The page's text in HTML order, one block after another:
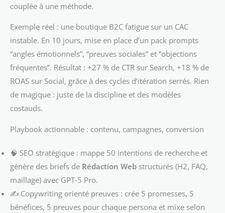
couplée à une méthode.
Exemple réel : une boutique B2C fatigue sur un CAC
instable. En 10 jours, mise en place d’un pack prompts
“angles émotionnels”, “preuves sociales” et “objections
fréquentes”. Résultat : +27 % de CTR sur Search, +18 % de
ROAS sur Social, grâce à des cycles d’itération serrés. Rien
de magique : juste de la discipline et des modèles
costauds.
Playbook actionnable : contenu, campagnes, conversion
🧠 SEO stratégique : mappe 50 intentions de recherche et
génère des briefs de Rédaction Web structurés (H2, FAQ,
maillage) avec GPT‑5 Pro.
✍️ Copywriting orienté preuves : crée 5 promesses, 5
bénéfices, 5 preuves pour chaque persona et mixe selon